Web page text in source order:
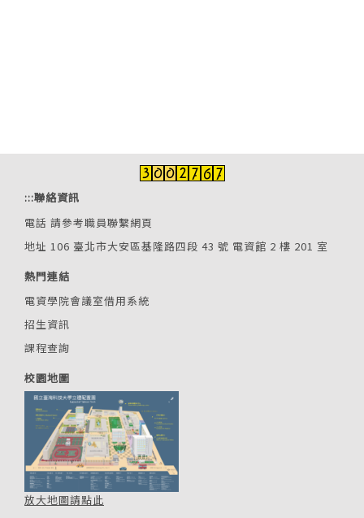
:::聯絡資訊
電話 請參考職員聯繫網頁
地址 106 臺北市大安區基隆路四段 43 號 電資館 2 樓 201 室
熱門連結
電資學院會議室借用系統
招生資訊
課程查詢
校園地圖
放大地圖請點此